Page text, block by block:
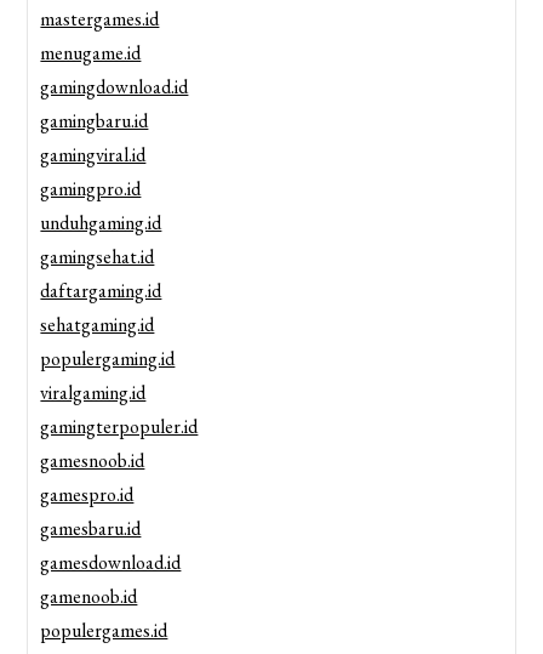
mastergames.id
menugame.id
gamingdownload.id
gamingbaru.id
gamingviral.id
gamingpro.id
unduhgaming.id
gamingsehat.id
daftargaming.id
sehatgaming.id
populergaming.id
viralgaming.id
gamingterpopuler.id
gamesnoob.id
gamespro.id
gamesbaru.id
gamesdownload.id
gamenoob.id
populergames.id